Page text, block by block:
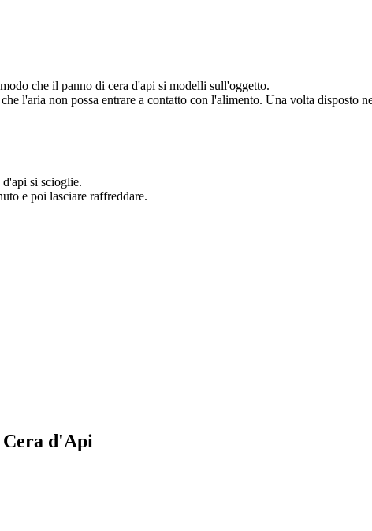
che il panno di cera d'api si modelli sull'oggetto.
l'aria non possa entrare a contatto con l'alimento. Una volta disposto
si scioglie.
e poi lasciare raffreddare.
Cera d'Api